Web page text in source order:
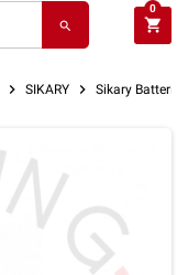
search shopping_cart
0
chevron_right SIKARY chevron_right Sikary Batteria